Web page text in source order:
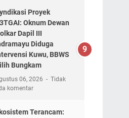
Proyek
Oknum Dewan
Dapil III
Diduga
Kuwu, BBWS
Bungkam
06, 2026
Tidak
komentar
Terancam: